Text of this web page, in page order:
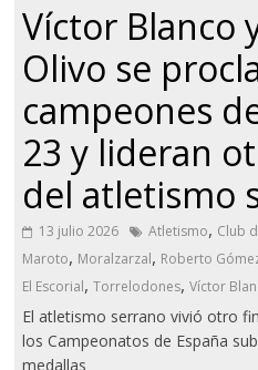
Víctor Blanco
Olivo se
campeones
23 y lideran
del atletismo
13 julio 2026 Atletismo, Club
Maroto, Moralzarzal, Roberto
El Escorial,Torrelodones,Víctor
El atletismo serrano vivió otro
los Campeonatos de España
medallas